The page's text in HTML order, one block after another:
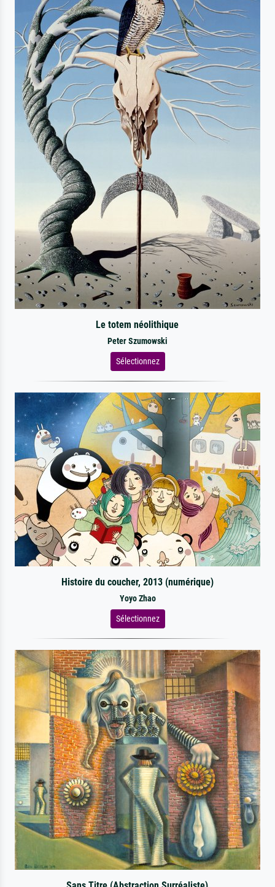
Le totem néolithique
Peter Szumowski
Sélectionnez
Histoire du coucher, 2013 (numérique)
Yoyo Zhao
Sélectionnez